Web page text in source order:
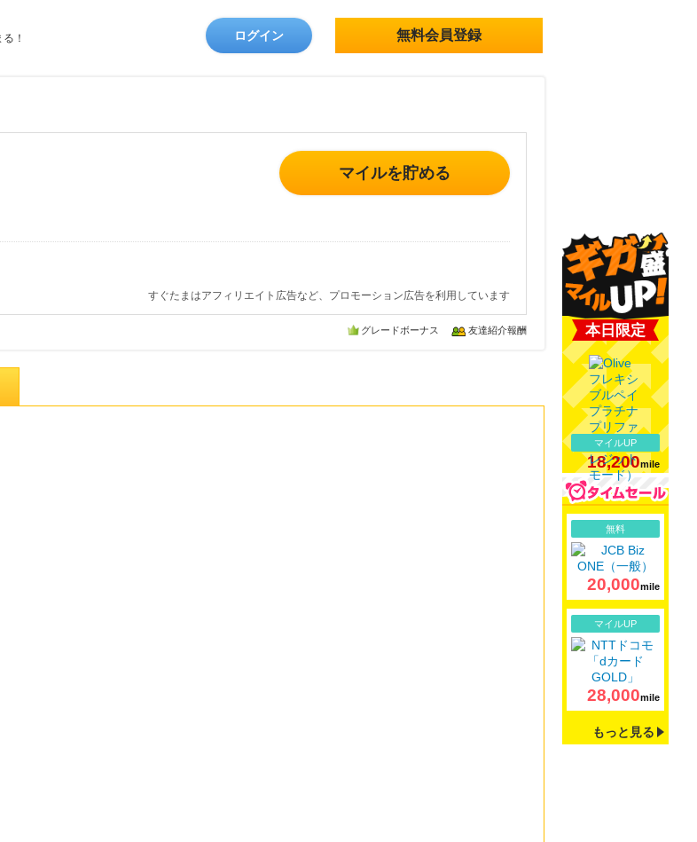
！ ログイン 無料会員登録
マイルを貯める
すぐたまはアフィリエイト広告など、プロモーション広告を利用しています
グレードボーナス 友達紹介報酬 本日限定
マイルUP
18,200mile
無料
20,000mile
マイルUP
28,000mile
もっと見る